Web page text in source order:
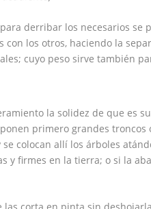
derribar los necesarios se
con los otros, haciendo la
cuyo peso sirve también
la solidez de que es
primero grandes
colocan allí los árboles
y firmes en la tierra; o si la